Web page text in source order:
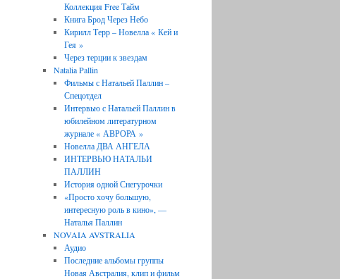
Коллекция Free Тайм
Книга Брод Через Небо
Кирилл Терр – Новелла « Кей и
Гея »
Через терции к звездам
Natalia Pallin
Фильмы с Натальей Паллин –
Спецотдел
Интервью с Натальей Паллин в
юбилейном литературном
журнале « АВРОРА »
Новелла ДВА АНГЕЛА
ИНТЕРВЬЮ НАТАЛЬИ
ПАЛЛИН
История одной Снегурочки
«Просто хочу большую,
интересную роль в кино», —
Наталья Паллин
NOVAIA AVSTRALIA
Аудио
Последние aльбомы группы
Новая Австралия, клип и фильм